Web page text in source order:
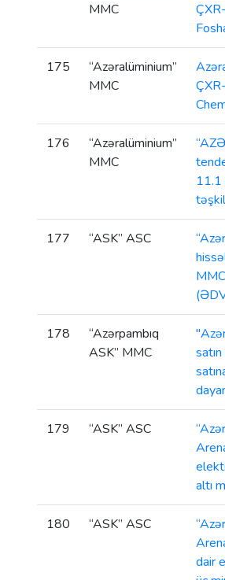
MMC
175
“Azəralüminium”
MMC
176
“Azəralüminium”
MMC
11.1
177 “ASK” ASC
178
“Azərpambıq
ASK” MMC
179 “ASK” ASC
altı
180 “ASK” ASC
dair